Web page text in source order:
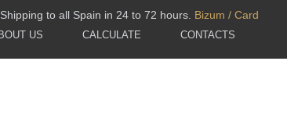
Shipping to all Spain in 24 to 72 hours. Bizum / Card
US CALCULATE CONTACTS